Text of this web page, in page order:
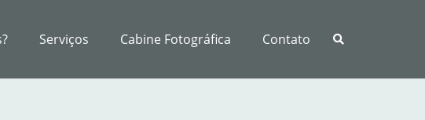
Serviços Cabine Fotográfica Contato